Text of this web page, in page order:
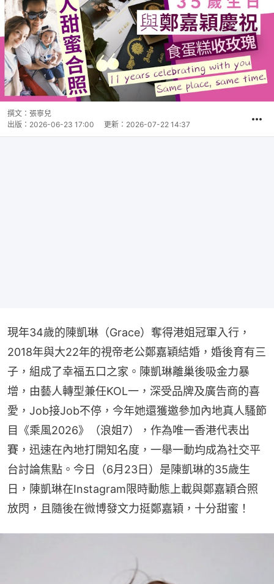
撰文： 張寧兒
出版： 2026-06-23 17:00 更新： 2026-07-22 14:37
現年34歲的陳凱琳（Grace）奪得港姐冠軍入行，
2018年與大22年的視帝老公鄭嘉穎結婚，婚後育有三
子，組成了幸福五口之家。陳凱琳離巢後吸金力暴
增，由藝人轉型兼任KOL一，深受品牌及廣告商的喜
愛，Job接Job不停，今年她還獲邀參加內地真人騷節
目《乘風2026》（浪姐7），作為唯一香港代表出
賽，迅速在內地打開知名度，一舉一動均成為社交平
台討論焦點。今日（6月23日）是陳凱琳的35歲生
日，陳凱琳在Instagram限時動態上載與鄭嘉穎合照
放閃，且隨後在微博發文力挺鄭嘉穎，十分甜蜜！